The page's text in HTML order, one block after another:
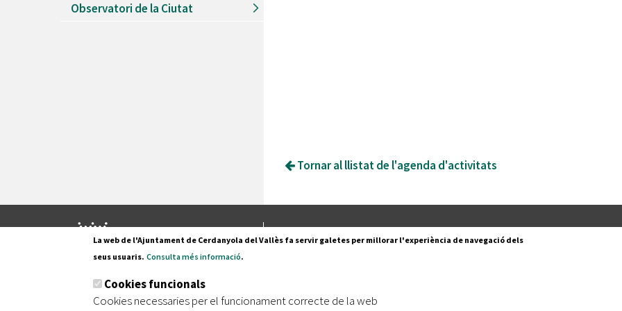
Observatori de la Ciutat
Tornar al llistat de l'agenda d'activitats
Pl. Francesc Layret, s/n
Segueix-nos a:
La web de l'Ajuntament de Cerdanyola del Vallès fa servir galetes per millorar l'experiència de navegació dels
seus usuaris. Consulta més informació.
Cookies funcionals
Cookies necessaries per el funcionament correcte de la web